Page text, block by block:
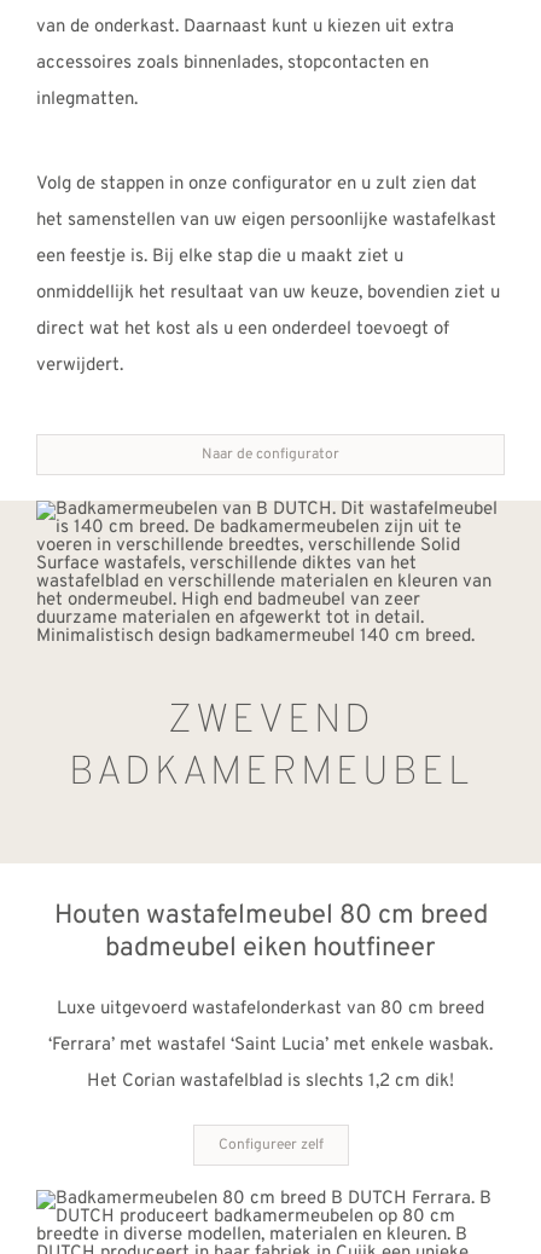
van de onderkast. Daarnaast kunt u kiezen uit extra
accessoires zoals binnenlades, stopcontacten en
inlegmatten.
Volg de stappen in onze configurator en u zult zien dat
het samenstellen van uw eigen persoonlijke wastafelkast
een feestje is. Bij elke stap die u maakt ziet u
onmiddellijk het resultaat van uw keuze, bovendien ziet u
direct wat het kost als u een onderdeel toevoegt of
verwijdert.
Naar de configurator
ZWEVEND
BADKAMERMEUBEL
Houten wastafelmeubel 80 cm breed
badmeubel eiken houtfineer
Luxe uitgevoerd wastafelonderkast van 80 cm breed
‘Ferrara’ met wastafel ‘Saint Lucia’ met enkele wasbak.
Het Corian wastafelblad is slechts 1,2 cm dik!
Configureer zelf